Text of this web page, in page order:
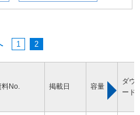
1 2
料No. 掲載日 容量
ダウ
ード